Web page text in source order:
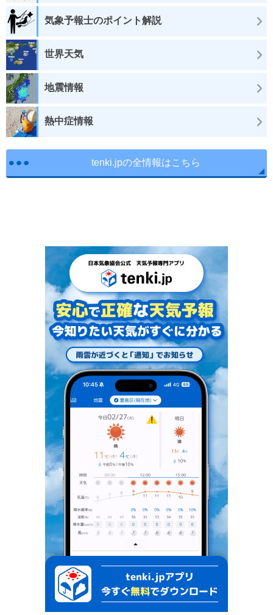
気象予報士のポイント解説
世界天気
地震情報
熱中症情報
tenki.jpの全情報はこちら